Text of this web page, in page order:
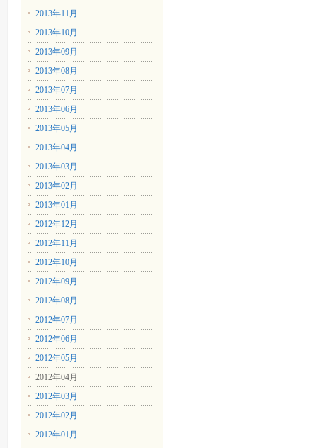
2013年11月
2013年10月
2013年09月
2013年08月
2013年07月
2013年06月
2013年05月
2013年04月
2013年03月
2013年02月
2013年01月
2012年12月
2012年11月
2012年10月
2012年09月
2012年08月
2012年07月
2012年06月
2012年05月
2012年04月
2012年03月
2012年02月
2012年01月